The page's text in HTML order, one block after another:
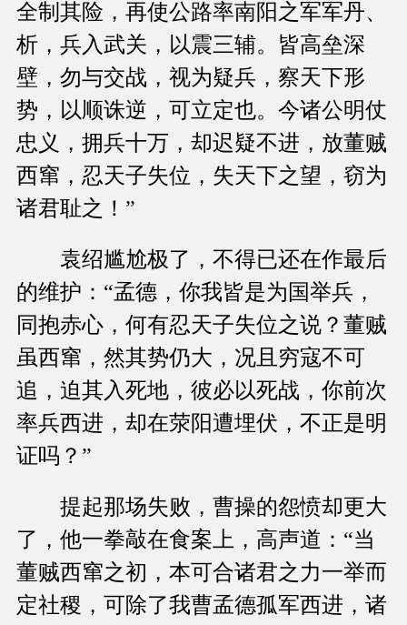
全制其险，再使公路率南阳之军军丹、
析，兵入武关，以震三辅。皆高垒深
壁，勿与交战，视为疑兵，察天下形
势，以顺诛逆，可立定也。今诸公明仗
忠义，拥兵十万，却迟疑不进，放董贼
西窜，忍天子失位，失天下之望，窃为
诸君耻之！”
袁绍尴尬极了，不得已还在作最后
的维护：“孟德，你我皆是为国举兵，
同抱赤心，何有忍天子失位之说？董贼
虽西窜，然其势仍大，况且穷寇不可
追，迫其入死地，彼必以死战，你前次
率兵西进，却在荥阳遭埋伏，不正是明
证吗？”
提起那场失败，曹操的怨愤却更大
了，他一拳敲在食案上，高声道：“当
董贼西窜之初，本可合诸君之力一举而
定社稷，可除了我曹孟德孤军西进，诸